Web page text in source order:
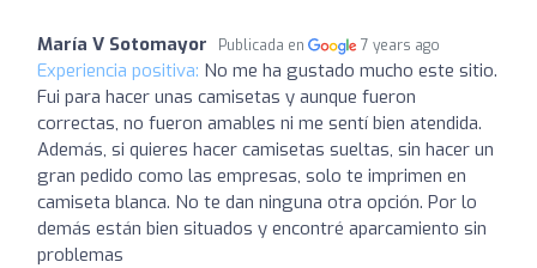
María V Sotomayor Publicada en 7 years ago
Experiencia positiva: No me ha gustado mucho este sitio.
Fui para hacer unas camisetas y aunque fueron
correctas, no fueron amables ni me sentí bien atendida.
Además, si quieres hacer camisetas sueltas, sin hacer un
gran pedido como las empresas, solo te imprimen en
camiseta blanca. No te dan ninguna otra opción. Por lo
demás están bien situados y encontré aparcamiento sin
problemas